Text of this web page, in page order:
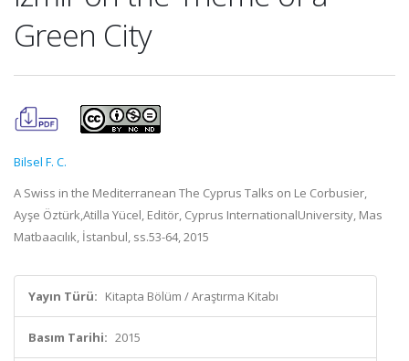
Green City
Bilsel F. C.
A Swiss in the Mediterranean The Cyprus Talks on Le Corbusier,
Ayşe Öztürk,Atilla Yücel, Editör, Cyprus InternationalUniversity, Mas
Matbaacılık, İstanbul, ss.53-64, 2015
Yayın Türü: Kitapta Bölüm / Araştırma Kitabı
Basım Tarihi: 2015